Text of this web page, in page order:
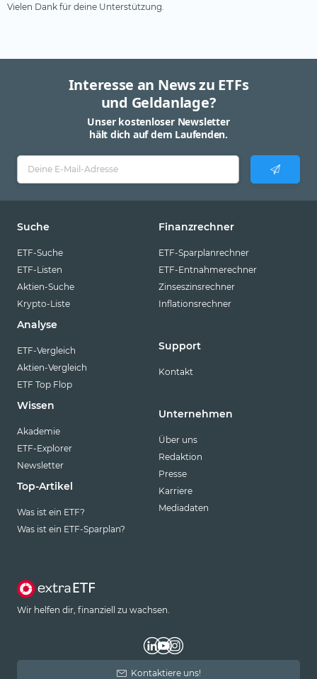
Vielen Dank für deine Unterstützung.
Interesse an News zu ETFs
und Geldanlage?
Unser kostenloser Newsletter
hält dich auf dem Laufenden.
Suche
ETF-Suche
ETF-Listen
Aktien-Suche
Krypto-Liste
Analyse
ETF-Vergleich
Aktien-Vergleich
ETF Top Flop
Wissen
Akademie
ETF-Explorer
Newsletter
Top-Artikel
Was ist ein ETF?
Was ist ein ETF-Sparplan?
Finanzrechner
ETF-Sparplanrechner
ETF-Entnahmerechner
Zinseszinsrechner
Inflationsrechner
Support
Kontakt
Unternehmen
Über uns
Redaktion
Presse
Karriere
Mediadaten
Wir helfen dir, finanziell zu wachsen.
Kontaktiere uns!